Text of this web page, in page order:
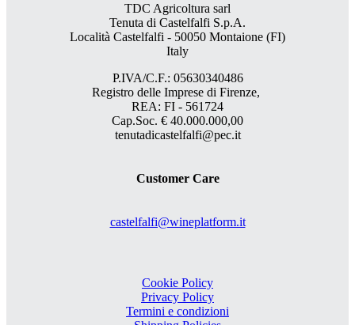
TDC Agricoltura sarl
Tenuta di Castelfalfi S.p.A.
Località Castelfalfi - 50050 Montaione (FI)
Italy
P.IVA/C.F.: 05630340486
Registro delle Imprese di Firenze,
REA: FI - 561724
Cap.Soc. € 40.000.000,00
tenutadicastelfalfi@pec.it
Customer Care
castelfalfi@wineplatform.it
Cookie Policy
Privacy Policy
Termini e condizioni